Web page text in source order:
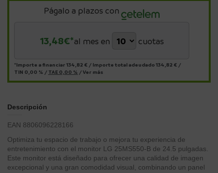
Págalo a plazos con
13,48€*al mes en cuotas
*Importe a financiar 134,82 € / Importe total adeudado134,82 € /
TIN 0,00 % / TAE 0,00 % /Ver más
Descripción
EAN 8806096228166
Optimiza tu espacio de trabajo o mejora tu experiencia de
entretenimiento con el monitor LG 25MS550-B de 24.5 pulgadas.
Este monitor está diseñado para ofrecer una calidad de imagen
excepcional y una gran comodidad visual, combinando un panel